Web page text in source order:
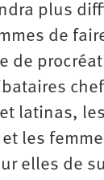
plus
de
de
latinas,
les
elles de